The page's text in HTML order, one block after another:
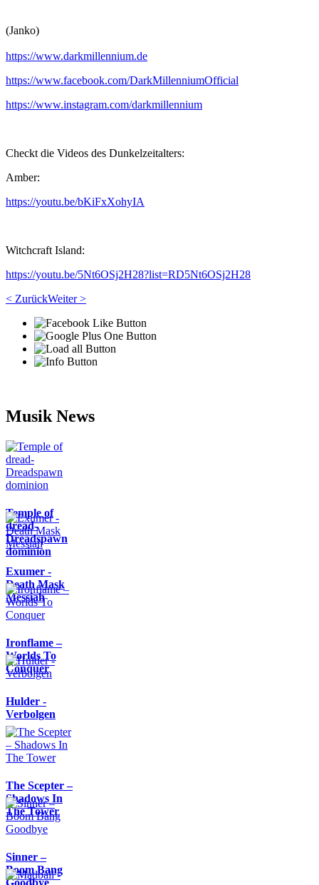
(Janko)
https://www.darkmillennium.de
https://www.facebook.com/DarkMillenniumOfficial
https://www.instagram.com/darkmillennium
Checkt die Videos des Dunkelzeitalters:
Amber:
https://youtu.be/bKiFxXohyIA
Witchcraft Island:
https://youtu.be/5Nt6OSj2H28?list=RD5Nt6OSj2H28
< ZurückWeiter >
Musik News
Temple of
dread-
Dreadspawn
dominion
Exumer -
Death Mask
Messiah
Ironflame –
Worlds To
Conquer
Hulder -
Verbolgen
The Scepter –
Shadows In
The Tower
Sinner –
Boom Bang
Goodbye